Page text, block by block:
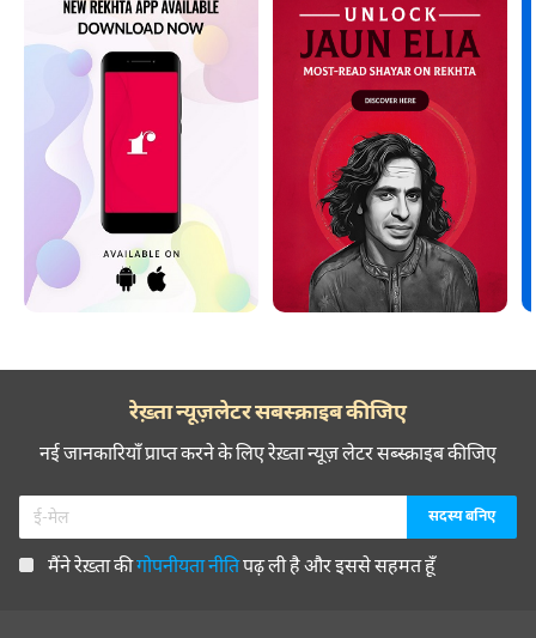
रेख़्ता न्यूज़लेटर सबस्क्राइब कीजिए
नई जानकारियाँ प्राप्त करने के लिए रेख़्ता न्यूज़ लेटर सब्स्क्राइब कीजिए
मैंने रेख़्ता कीगोपनीयता नीतिपढ़ ली है और इससे सहमत हूँ